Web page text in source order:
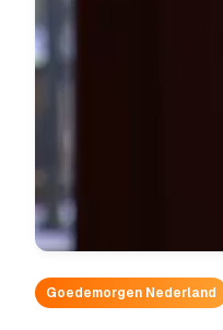
Goedemorgen Nederland